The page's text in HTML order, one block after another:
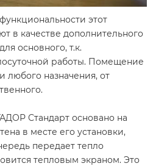
этот
в качестве дополнительного
основного, т.к.
работы. Помещение
любого назначения, от
Стандарт основано на
в месте его установки,
передает тепло
тепловым экраном. Это